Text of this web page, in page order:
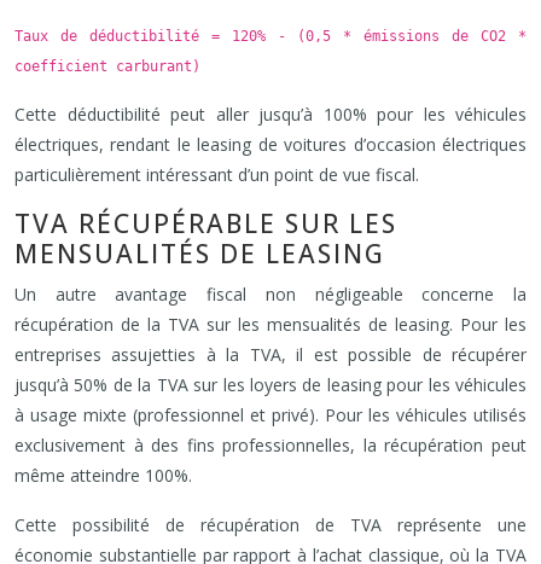
Taux de déductibilité = 120% - (0,5 * émissions de CO2 *
coefficient carburant)
Cette déductibilité peut aller jusqu’à 100% pour les véhicules
électriques, rendant le leasing de voitures d’occasion électriques
particulièrement intéressant d’un point de vue fiscal.
TVA RÉCUPÉRABLE SUR LES
MENSUALITÉS DE LEASING
Un autre avantage fiscal non négligeable concerne la
récupération de la TVA sur les mensualités de leasing. Pour les
entreprises assujetties à la TVA, il est possible de récupérer
jusqu’à 50% de la TVA sur les loyers de leasing pour les véhicules
à usage mixte (professionnel et privé). Pour les véhicules utilisés
exclusivement à des fins professionnelles, la récupération peut
même atteindre 100%.
Cette possibilité de récupération de TVA représente une
économie substantielle par rapport à l’achat classique, où la TVA